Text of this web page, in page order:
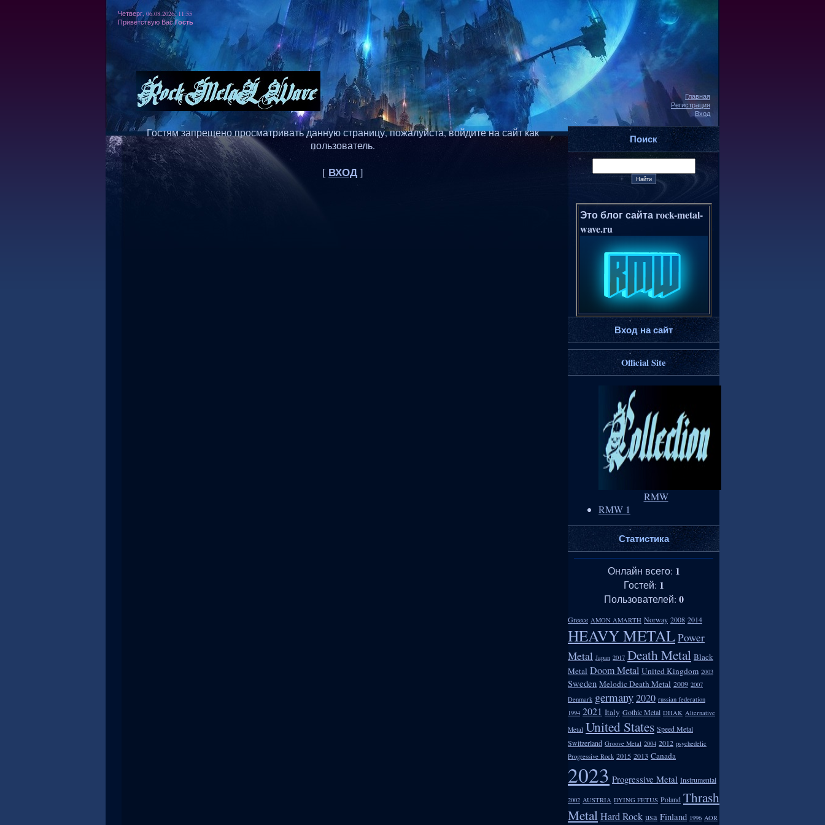
Четверг, 06.08.2026, 11:55
Приветствую Вас Гость
Главная
Регистрация
Вход
Гостям запрещено просматривать данную страницу, пожалуйста, войдите на сайт как
пользователь.
[ ВХОД]
Поиск
Это блог сайта rock-metal-
wave.ru
Вход на сайт
Official Site
RMW
RMW 1
Статистика
Онлайн всего: 1
Гостей: 1
Пользователей: 0
Greece AMON AMARTH Norway 2008 2014
HEAVY METALPower
Metal Japan 2017 Death Metal Black
Metal Doom Metal United Kingdom 2003
Sweden Melodic Death Metal 2009 2007
Denmark germany2020 russian federation
1994 2021 Italy Gothic Metal DHAK Alternative
Metal United States Speed Metal
Switzerland Groove Metal 2004 2012 psychedelic
Progressive Rock 2015 2013 Canada
2023 Progressive Metal Instrumental
2002 AUSTRIA DYING FETUS Poland Thrash
MetalHard Rock usa Finland 1996 AOR